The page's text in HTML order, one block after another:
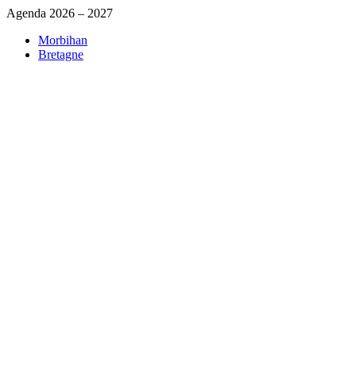
Agenda 2026 – 2027
Morbihan
Bretagne